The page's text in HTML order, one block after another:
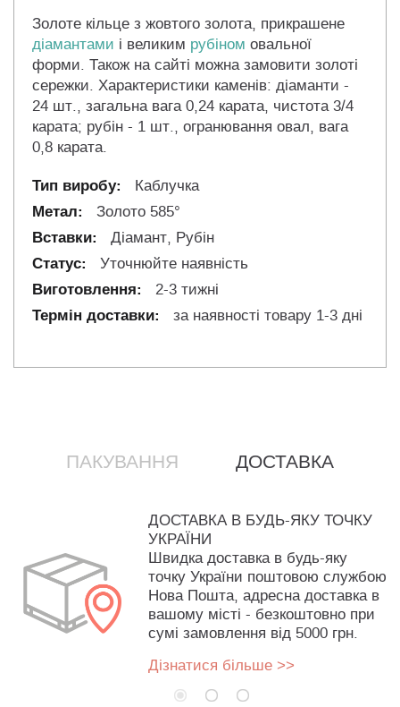
Золоте кільце з жовтого золота, прикрашене
діамантами і великим рубіном овальної
форми. Також на сайті можна замовити золоті
сережки. Характеристики каменів: діаманти -
24 шт., загальна вага 0,24 карата, чистота 3/4
карата; рубін - 1 шт., огранювання овал, вага
0,8 карата.
Каблучка
Золото 585°
Діамант, Рубін
Уточнюйте наявність
2-3 тижні
за наявності товару 1-3 дні
ПАКУВАННЯ ДОСТАВКА
ДОСТАВКА В БУДЬ-ЯКУ ТОЧКУ
УКРАЇНИ
Швидка доставка в будь-яку
точку України поштовою службою
Нова Пошта, адресна доставка в
вашому місті - безкоштовно при
сумі замовлення від 5000 грн.
Дізнатися більше >>